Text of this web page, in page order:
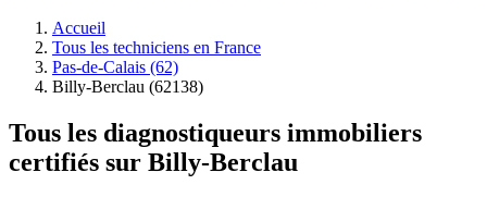
Accueil
Tous les techniciens en France
Pas-de-Calais (62)
Billy-Berclau (62138)
Tous les diagnostiqueurs immobiliers
certifiés sur Billy-Berclau